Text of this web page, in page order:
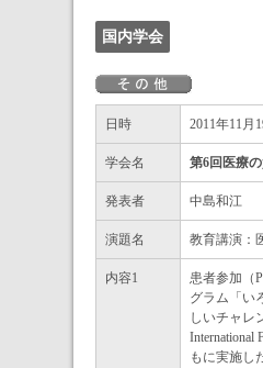
国内学会
日時 2011年11月
学会名 第6回医療
発表者 中島和江
演題名 教育講演：
内容1
患者参加（
グラム「い
しいチャレ
International
もに実施し